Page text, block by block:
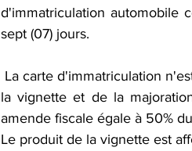
d'immatriculation automobile
sept (07) jours.
la vignette et de la
amende fiscale égale à 50%
Le produit de la vignette est